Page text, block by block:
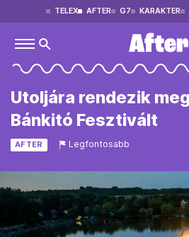
TELEX AFTER G7 KARAKTER
Utoljára rendezik
Bánkitó Fesztivált
AFTER Legfontosabb